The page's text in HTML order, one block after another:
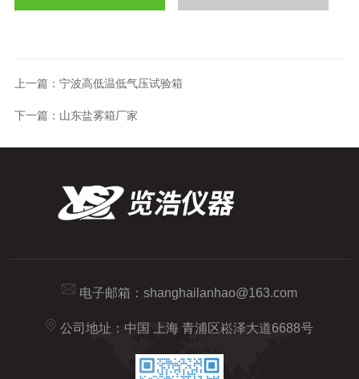
上一篇： 宁波高低温低气压试验箱
下一篇： 山东盐雾箱厂家
电子邮箱： shanghailanhao@163.com
公司地址：中国 上海 青浦区崧泽大道6688号